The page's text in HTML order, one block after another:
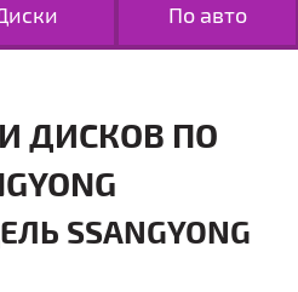
По авто
ДИСКОВ ПО
SSANGYONG